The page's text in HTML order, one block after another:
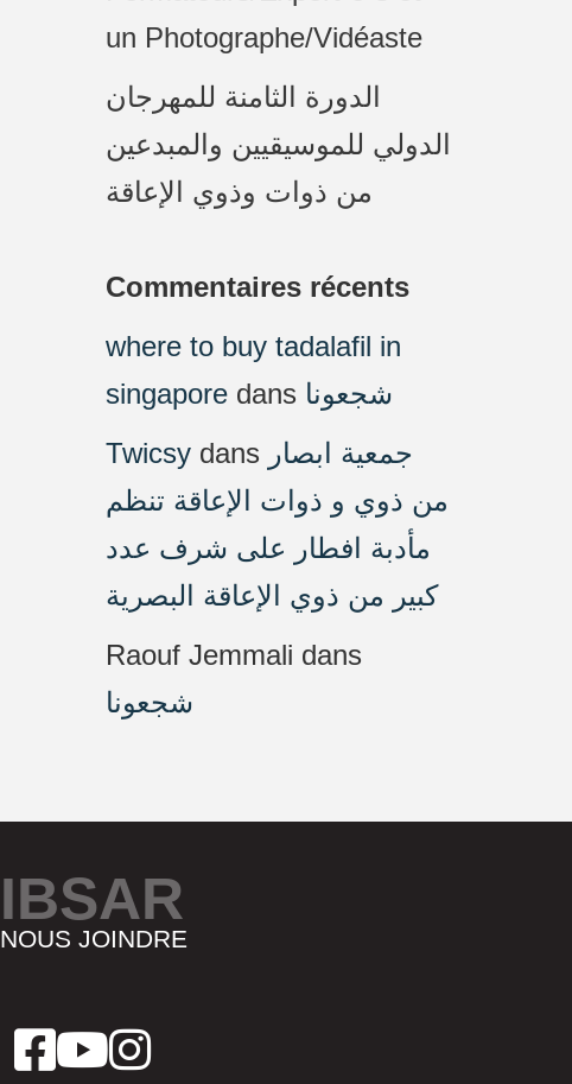
un Photographe/Vidéaste
الدورة الثامنة للمهرجان
الدولي للموسيقيين والمبدعين
من ذوات وذوي الإعاقة
Commentaires récents
where to buy tadalafil in
singapore dans شجعونا
Twicsy dans جمعية ابصار
من ذوي و ذوات الإعاقة تنظم
مأدبة افطار على شرف عدد
كبير من ذوي الإعاقة البصرية
Raouf Jemmali dans
شجعونا
IBSAR
NOUS JOINDRE